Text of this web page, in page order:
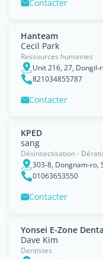
Contacter
Hanteam
Cecil Park
Ressources humaines
Unit 216, 27,
821034855787
Contacter
KPED
sang
Désinsectisation -
303-8, Dongnam-ro,
01063653550
Contacter
Yonsei E-Zone
Dave Kim
Dentistes